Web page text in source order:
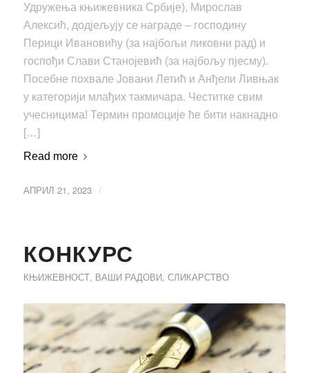
Удружења књижевника Србије), Мирослав
Алексић, додјељују се награде – господину
Перици Ивановићу (за најбољи ликовни рад) и
госпођи Слави Станојевић (за најбољу пјесму).
Посебне похвале Јовани Летић и Анђели Ливњак
у категорији млађих такмичара. Честитке свим
учесницима! Термин промоције ће бити накнадно
[…]
Read more
АПРИЛ 21, 2023 /
КОНКУРС
КЊИЖЕВНОСТ, ВАШИ РАДОВИ, СЛИКАРСТВО